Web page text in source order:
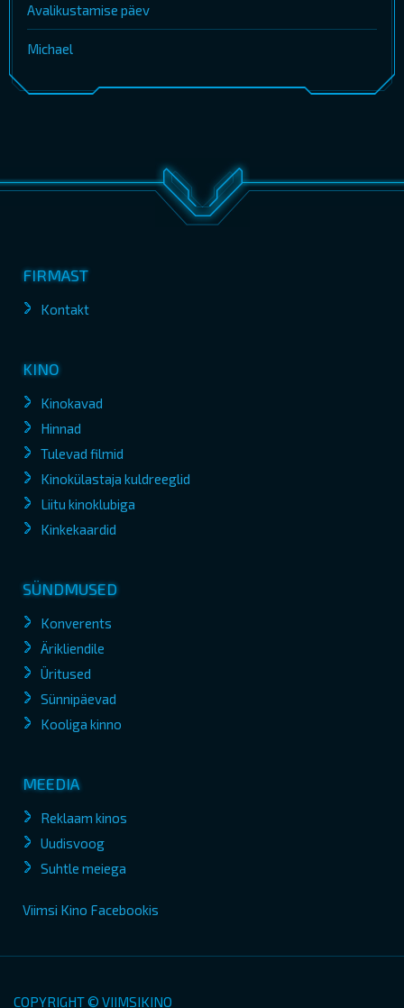
Avalikustamise päev
Michael
FIRMAST
Kontakt
KINO
Kinokavad
Hinnad
Tulevad filmid
Kinokülastaja kuldreeglid
Liitu kinoklubiga
Kinkekaardid
SÜNDMUSED
Konverents
Ärikliendile
Üritused
Sünnipäevad
Kooliga kinno
MEEDIA
Reklaam kinos
Uudisvoog
Suhtle meiega
Viimsi Kino Facebookis
COPYRIGHT © VIIMSIKINO